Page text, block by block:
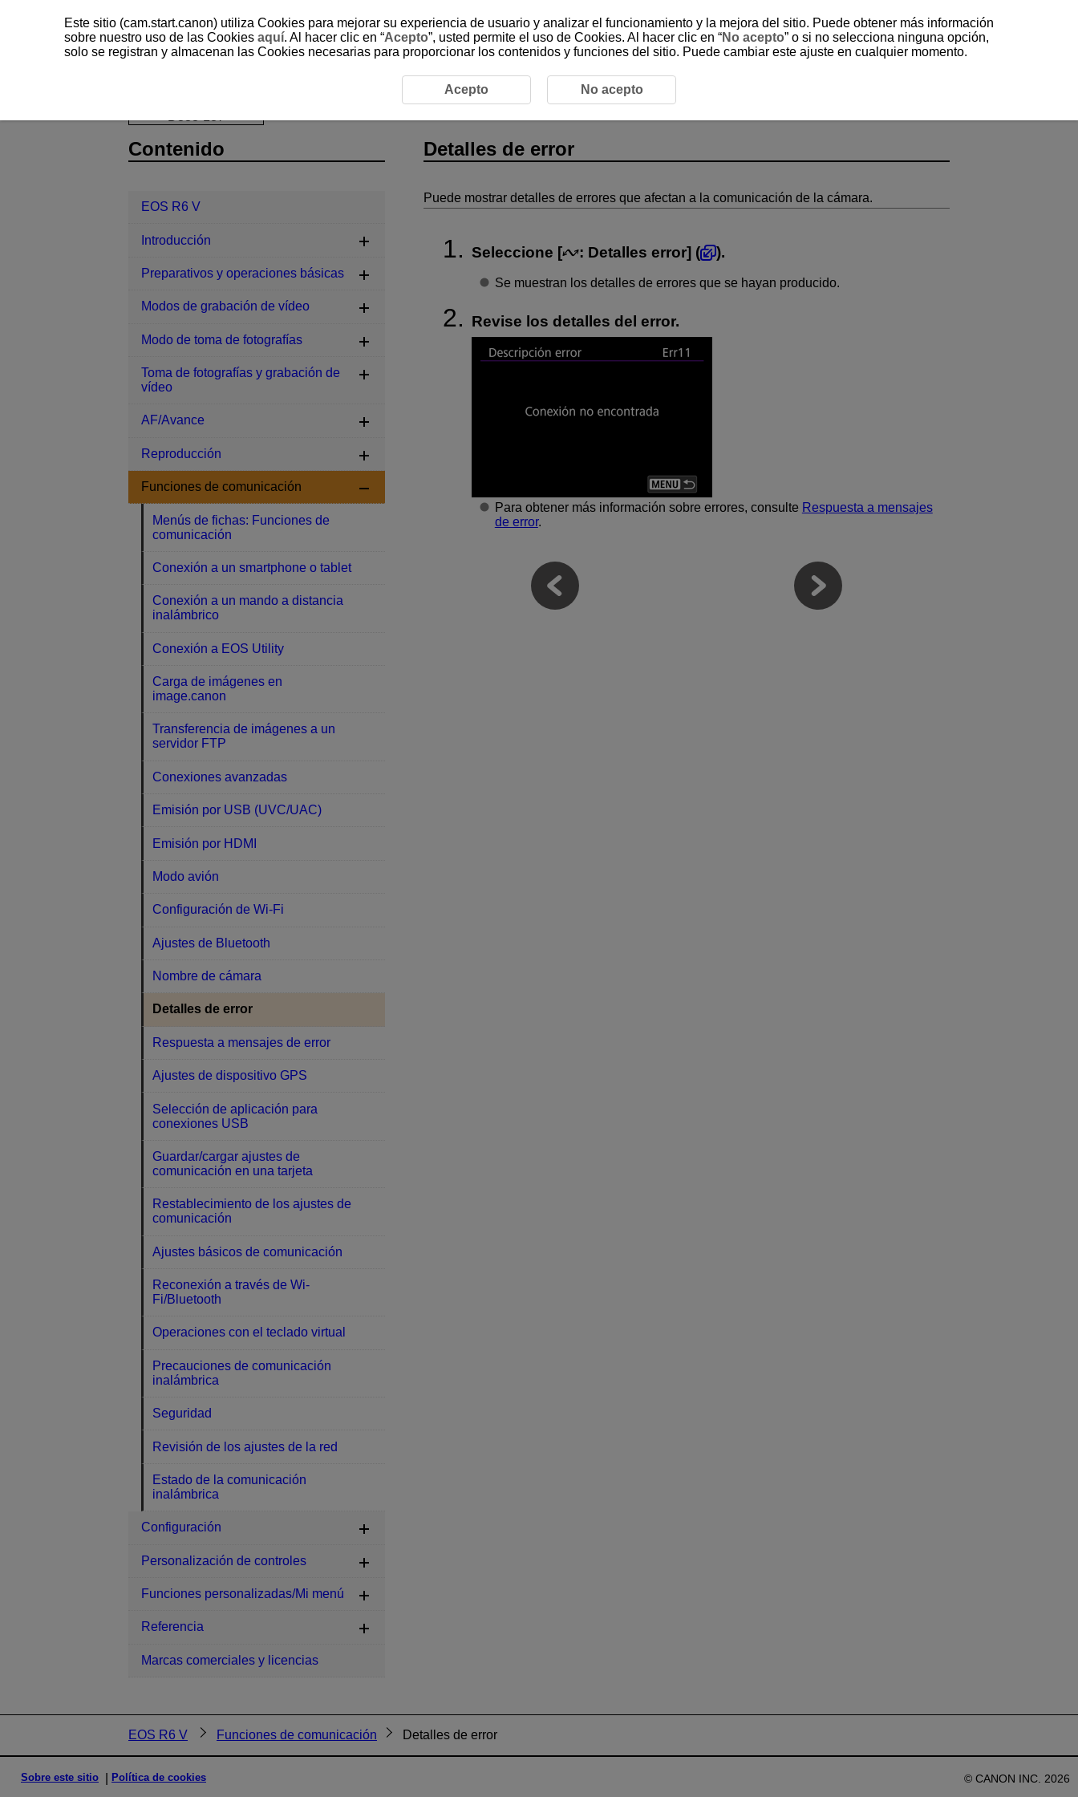
Detalles de error
Detalles de error
Puede mostrar detalles de errores que afectan a la comunicación de la cámara.
Seleccione [ : Detalles error] ( ).
Se muestran los detalles de errores que se hayan producido.
Revise los detalles del error.
Para obtener más información sobre errores, consulte Respuesta a mensajes
de error.
Contenido
EOS R6 V
Introducción
Preparativos y operaciones básicas
Modos de grabación de vídeo
Modo de toma de fotografías
Toma de fotografías y grabación de
vídeo
AF/Avance
Reproducción
Funciones de comunicación
Menús de fichas: Funciones de
comunicación
Conexión a un smartphone o tablet
Conexión a un mando a distancia
inalámbrico
Conexión a EOS Utility
Carga de imágenes en
image.canon
Transferencia de imágenes a un
servidor FTP
Conexiones avanzadas
Emisión por USB (UVC/UAC)
Emisión por HDMI
Modo avión
Configuración de Wi-Fi
Ajustes de Bluetooth
Nombre de cámara
Detalles de error
Respuesta a mensajes de error
Ajustes de dispositivo GPS
Selección de aplicación para
conexiones USB
Guardar/cargar ajustes de
comunicación en una tarjeta
Restablecimiento de los ajustes de
comunicación
Ajustes básicos de comunicación
Reconexión a través de Wi-
Fi/Bluetooth
Operaciones con el teclado virtual
Precauciones de comunicación
inalámbrica
Seguridad
Revisión de los ajustes de la red
Estado de la comunicación
inalámbrica
Configuración
Personalización de controles
Funciones personalizadas/Mi menú
Referencia
Marcas comerciales y licencias
EOS R6 V Funciones de comunicación Detalles de error
Sobre este sitio Política de cookies © CANON INC. 2026
Este sitio (cam.start.canon) utiliza Cookies para mejorar su experiencia de usuario y analizar el funcionamiento y la mejora del sitio. Puede obtener más información
sobre nuestro uso de las Cookies aquí. Al hacer clic en “Acepto”, usted permite el uso de Cookies. Al hacer clic en “No acepto” o si no selecciona ninguna opción,
solo se registran y almacenan las Cookies necesarias para proporcionar los contenidos y funciones del sitio. Puede cambiar este ajuste en cualquier momento.
Acepto No acepto